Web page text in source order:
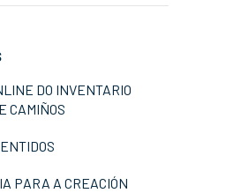
DO INVENTARIO
CAMIÑOS
PARA A CREACIÓN